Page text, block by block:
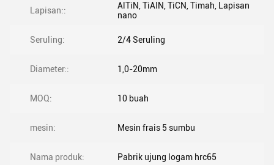
Lapisan::
AlTiN, TiAIN, TiCN, Timah, Lapisan
nano
Seruling: 2/4 Seruling
Diameter:: 1,0-20mm
MOQ: 10 buah
mesin: Mesin frais 5 sumbu
Nama produk: Pabrik ujung logam hrc65